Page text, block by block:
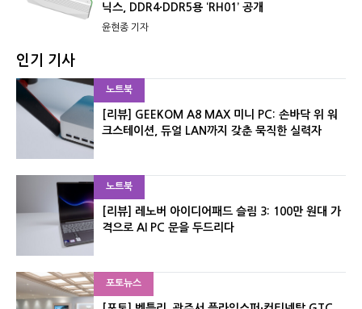
닉스, DDR4·DDR5용 ‘RH01’ 공개
윤현종 기자
인기 기사
노트북
[리뷰] GEEKOM A8 MAX 미니 PC: 손바닥 위 워
크스테이션, 듀얼 LAN까지 갖춘 묵직한 실력자
노트북
[리뷰] 레노버 아이디어패드 슬림 3: 100만 원대 가
격으로 AI PC 문을 두드리다
포토뉴스